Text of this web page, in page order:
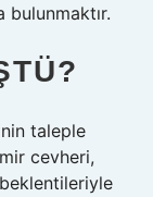
bulunmaktır.
taleple
cevheri,